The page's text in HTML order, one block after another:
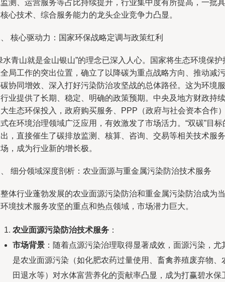
测、运营服务等占比持续提升，行业集中度有所提高，一批具
心技术、综合服务能力的龙头企业竞争力凸显。
核心驱动力：国家环保战略定调与政策红利
水青山就是金山银山”的理念已深入人心。国家将生态环境保护
局工作的突出位置，确立了以降碳为重点战略方向、推动减污
协同增效、深入打好污染防治攻坚战的总体路径。这为环境服
业提供了长期、稳定、明确的政策预期。中央及地方财政持续
生态环保投入，政府购买服务、PPP（政府与社会资本合作
在环境治理领域广泛应用，有效激发了市场活力。“双碳”目标
，直接催生了碳排放监测、核算、咨询、交易等相关技术服务
，成为行业新的增长极。
细分领域深度剖析：农业面源与重金属污染防治技术服务
体行业蓬勃发展的农业面源污染防治和重金属污染防治成为当
境技术服务攻坚的重点和热点领域，市场潜力巨大。
农业面源污染防治技术服务 ：
市场背景 ：随着点源污染治理取得显著成效，面源污染，尤
是农业面源污染（如化肥农药过量使用、畜禽养殖废弃物、
田退水等）对水体富营养化的贡献率凸显，成为打赢碧水保